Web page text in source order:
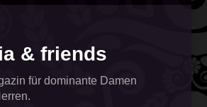
& friends
für dominante Damen